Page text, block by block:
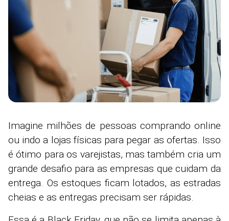
Imagine milhões de pessoas comprando online
ou indo a lojas físicas para pegar as ofertas. Isso
é ótimo para os varejistas, mas também cria um
grande desafio para as empresas que cuidam da
entrega. Os estoques ficam lotados, as estradas
cheias e as entregas precisam ser rápidas.